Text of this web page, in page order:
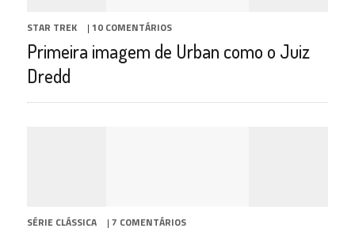
STAR TREK | 10 COMENTÁRIOS
Primeira imagem de Urban como o Juiz
Dredd
SÉRIE CLÁSSICA | 7 COMENTÁRIOS